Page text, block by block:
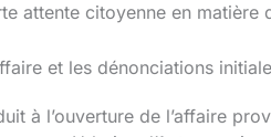
attente citoyenne en
et les dénonciations
à l’ouverture de l’affaire